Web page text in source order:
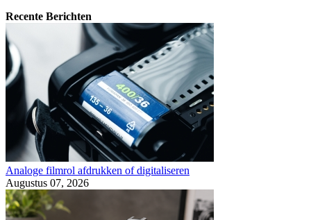
Recente Berichten
Analoge filmrol afdrukken of digitaliseren
Augustus 07, 2026